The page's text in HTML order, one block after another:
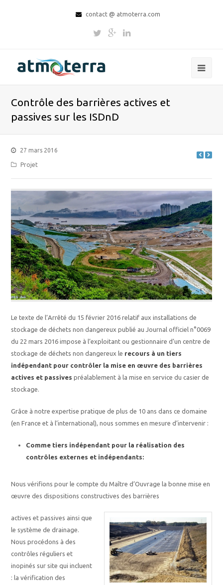
contact @ atmoterra.com
Contrôle des barrières actives et
passives sur les ISDnD
27 mars 2016
Projet
Le texte de l’Arrêté du 15 février 2016 relatif aux installations de
stockage de déchets non dangereux publié au Journal officiel n°0069
du 22 mars 2016 impose à l’exploitant ou gestionnaire d’un centre de
stockage de déchets non dangereux le recours à un tiers
indépendant pour contrôler la mise en œuvre des barrières
actives et passives préalablement à la mise en service du casier de
stockage.
Grâce à notre expertise pratique de plus de 10 ans dans ce domaine
(en France et à l’international), nous sommes en mesure d’intervenir :
Comme tiers indépendant pour la réalisation des
contrôles externes et indépendants:
Nous vérifions pour le compte du Maître d’Ouvrage la bonne mise en
œuvre des dispositions constructives des barrières
actives et passives ainsi que
le système de drainage.
Nous procédons à des
contrôles réguliers et
inopinés sur site qui incluent
: la vérification des